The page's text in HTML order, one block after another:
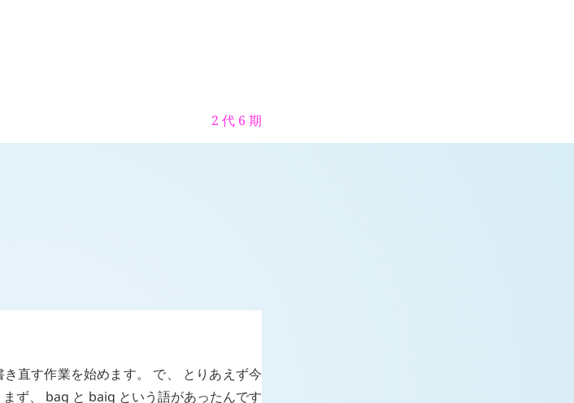
2 代 6 期
直す作業を始めます。 で、 とりあえず今
ず、 bag と baig という語があったんです